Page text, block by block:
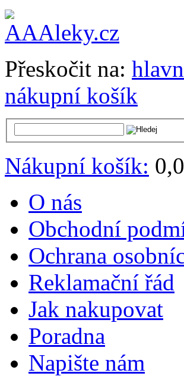
Přeskočit na:
nákupní košík
Nákupní košík:
O nás
Obchodní
Ochrana
Reklamační řád
Jak nakupovat
Poradna
Napište nám